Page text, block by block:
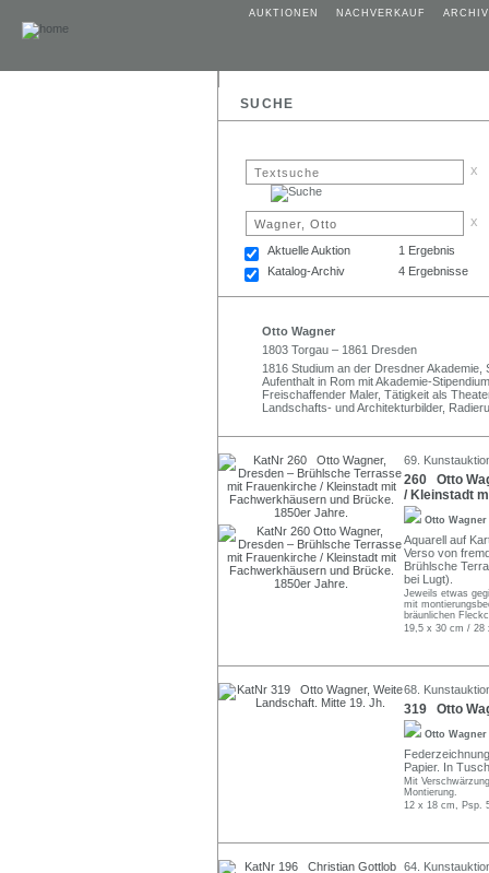
AUKTIONEN NACHVERKAUF ARCHIV
SUCHE
x
x
Aktuelle Auktion
1 Ergebnis
Katalog-Archiv
4 Ergebnisse
Otto Wagner
1803 Torgau – 1861 Dresden
1816 Studium an der Dresdner
Aufenthalt in Rom mit Akademie-
Freischaffender Maler, Tätigkeit als
Landschafts- und Architekturbilder,
69.
260 Otto
/ Kleinstadt
Otto Wagner
Aquarell auf
Verso von
Brühlsche
bei Lugt).
Jeweils etwas
mit
bräunlichen
19,5 x 30 cm / 28
68.
319 Otto
Otto Wagner
Papier. In
Mit
Montierung.
12 x 18 cm, Psp.
64.